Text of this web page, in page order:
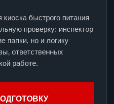
быстрого питания
проверку: инспектор
папки, но и логику
ответственных
работе.